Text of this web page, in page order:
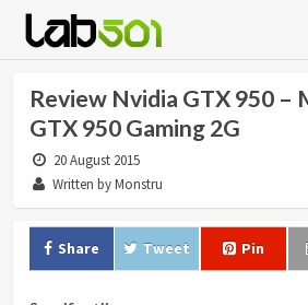
Review Nvidia GTX 950 –
GTX 950 Gaming 2G
20 August 2015
Written by Monstru
Share Tweet Pin